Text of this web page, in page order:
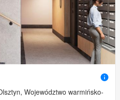
Województwo warmińsko-